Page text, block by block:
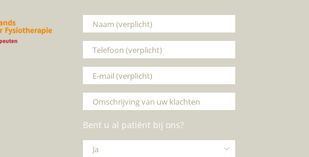
Bent u al patiënt bij ons?
